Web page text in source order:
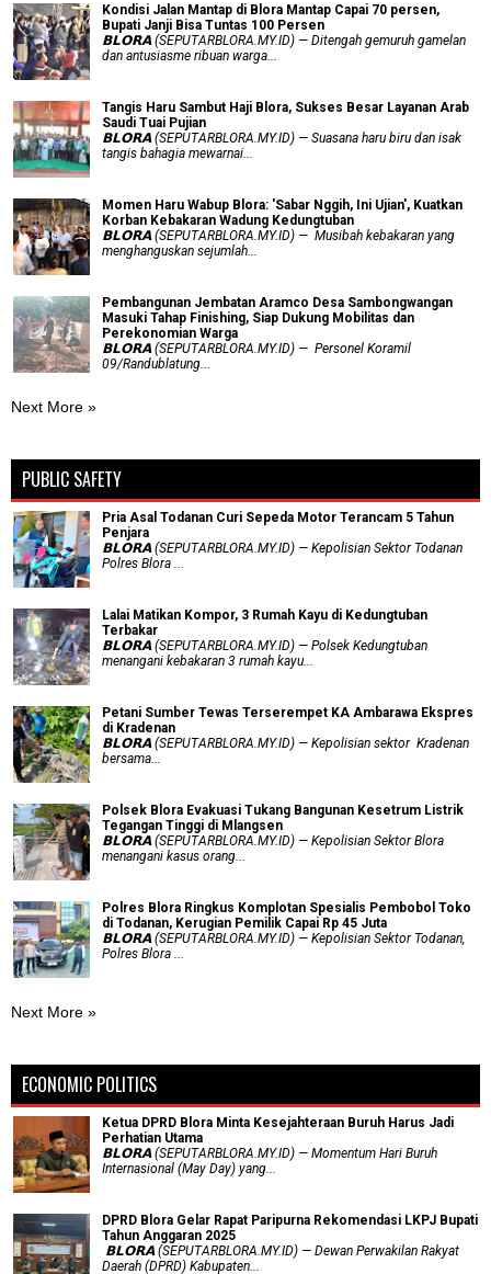
Kondisi Jalan Mantap di Blora Mantap Capai 70 persen,
Bupati Janji Bisa Tuntas 100 Persen
𝗕𝗟𝗢𝗥𝗔 (SEPUTARBLORA.MY.ID) — Ditengah gemuruh gamelan
dan antusiasme ribuan warga...
Tangis Haru Sambut Haji Blora, Sukses Besar Layanan Arab
Saudi Tuai Pujian
𝗕𝗟𝗢𝗥𝗔 (SEPUTARBLORA.MY.ID) — Suasana haru biru dan isak
tangis bahagia mewarnai...
Momen Haru Wabup Blora: ​'Sabar Nggih, Ini Ujian', Kuatkan
Korban Kebakaran Wadung Kedungtuban
𝗕𝗟𝗢𝗥𝗔 (SEPUTARBLORA.MY.ID) — Musibah kebakaran yang
menghanguskan sejumlah...
Pembangunan Jembatan Aramco Desa Sambongwangan
Masuki Tahap Finishing, Siap Dukung Mobilitas dan
Perekonomian Warga
𝗕𝗟𝗢𝗥𝗔 (SEPUTARBLORA.MY.ID) — Personel Koramil
09/Randublatung...
Next More »
PUBLIC SAFETY
Pria Asal Todanan Curi Sepeda Motor Terancam 5 Tahun
Penjara
𝗕𝗟𝗢𝗥𝗔 (SEPUTARBLORA.MY.ID) — Kepolisian Sektor Todanan
Polres Blora ...
Lalai Matikan Kompor, 3 Rumah Kayu di Kedungtuban
Terbakar
𝗕𝗟𝗢𝗥𝗔 (SEPUTARBLORA.MY.ID) — Polsek Kedungtuban
menangani kebakaran 3 rumah kayu...
Petani Sumber Tewas Terserempet KA Ambarawa Ekspres
di Kradenan
𝗕𝗟𝗢𝗥𝗔 (SEPUTARBLORA.MY.ID) — Kepolisian sektor Kradenan
bersama...
Polsek Blora Evakuasi Tukang Bangunan Kesetrum Listrik
Tegangan Tinggi di Mlangsen
𝗕𝗟𝗢𝗥𝗔 (SEPUTARBLORA.MY.ID) — Kepolisian Sektor Blora
menangani kasus orang...
Polres Blora Ringkus Komplotan Spesialis Pembobol Toko
di Todanan, Kerugian Pemilik Capai Rp 45 Juta
𝗕𝗟𝗢𝗥𝗔 (SEPUTARBLORA.MY.ID) — Kepolisian Sektor Todanan,
Polres Blora ...
Next More »
ECONOMIC POLITICS
Ketua DPRD Blora Minta Kesejahteraan Buruh Harus Jadi
Perhatian Utama
​𝗕𝗟𝗢𝗥𝗔 (SEPUTARBLORA.MY.ID) — Momentum Hari Buruh
Internasional (May Day) yang...
DPRD Blora Gelar Rapat Paripurna Rekomendasi LKPJ Bupati
Tahun Anggaran 2025
‎ 𝗕𝗟𝗢𝗥𝗔 (SEPUTARBLORA.MY.ID) — Dewan Perwakilan Rakyat
Daerah (DPRD) Kabupaten...